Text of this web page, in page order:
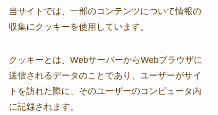
当サイトでは、一部のコンテンツについて情報の
収集にクッキーを使用しています。
クッキーとは、WebサーバーからWebブラウザに
送信されるデータのことであり、ユーザーがサイ
トを訪れた際に、そのユーザーのコンピュータ内
に記録されます。